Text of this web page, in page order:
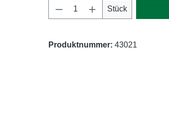
Produkt Anzahl: Gib
Stück
Produktnummer: 43021